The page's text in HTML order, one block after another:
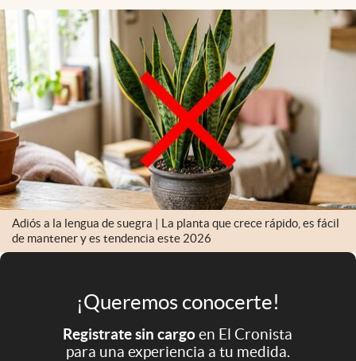
Mundial 2026
Eventos Corporativos
El Cronista Studio
Mediakit
abre en nueva pestaña
Argentina
Adiós a la lengua de suegra | La planta que crece rápido, es fácil
de mantener y es tendencia este 2026
¡Queremos conocerte!
Registrate sin cargoen El Cronista
para una experiencia a tu medida.